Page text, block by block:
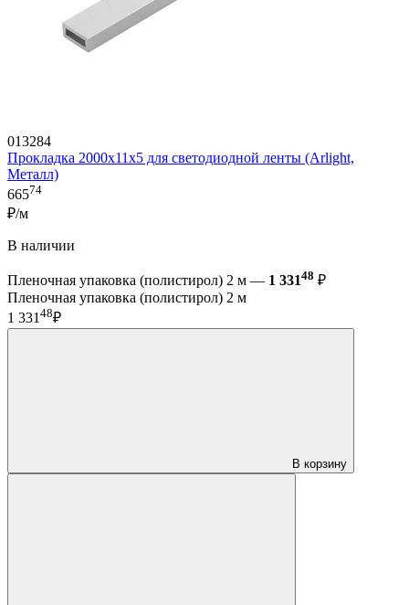
013284
Прокладка 2000х11x5 для светодиодной ленты (Arlight,
Металл)
66574
₽/м
В наличии
Пленочная упаковка (полистирол) 2 м — 1 33148 ₽
Пленочная упаковка (полистирол) 2 м
1 33148₽
В корзину